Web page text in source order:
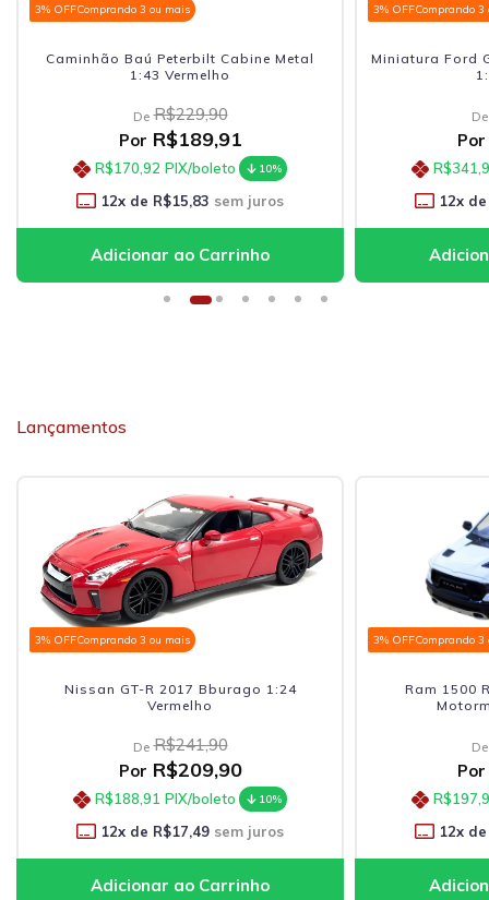
3% OFFComprando 3 ou mais
Caminhão Baú Peterbilt Cabine Metal
1:43 Vermelho
De R$229,90
Por R$189,91
R$170,92 PIX/boleto 10%
12x de R$15,83 sem juros
3% OFFComprando 3
Miniatura Ford
De
Por
12x de
Lançamentos
3% OFFComprando 3 ou mais
Nissan GT-R 2017 Bburago 1:24
Vermelho
De R$241,90
Por R$209,90
R$188,91 PIX/boleto 10%
12x de R$17,49 sem juros
3% OFFComprando 3
Ram 1500
De
Por
12x de